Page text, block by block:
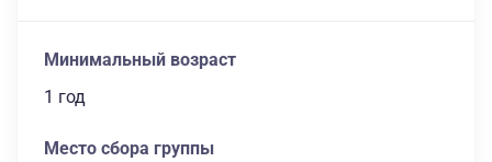
Минимальный возраст
1 год
Место сбора группы